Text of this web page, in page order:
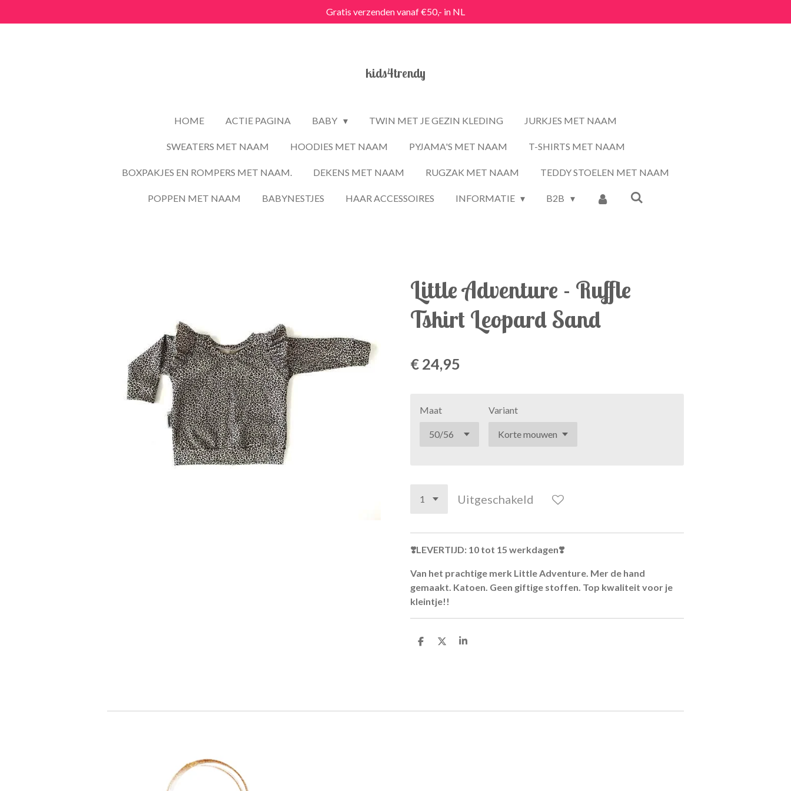
direct
Gratis verzenden vanaf €50,- in NL
kids4trendy
HOME ACTIE PAGINA BABY TWIN MET JE GEZIN KLEDING JURKJES MET NAAM
SWEATERS MET NAAM HOODIES MET NAAM PYJAMA'S MET NAAM T-SHIRTS MET NAAM
BOXPAKJES EN ROMPERS MET NAAM. DEKENS MET NAAM RUGZAK MET NAAM TEDDY STOELEN MET NAAM
POPPEN MET NAAM BABYNESTJES HAAR ACCESSOIRES INFORMATIE B2B
Little Adventure - Ruffle
Tshirt Leopard Sand
€ 24,95
Maat Variant
Uitgeschakeld
❣️LEVERTIJD: 10 tot 15 werkdagen❣️
Van het prachtige merk Little Adventure. Mer de hand
gemaakt. Katoen. Geen giftige stoffen. Top kwaliteit voor je
kleintje!!
D
D
S